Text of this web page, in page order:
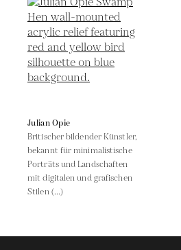
Julian Opie
Britischer bildender Künstler,
bekannt für minimalistische
Porträts und Landschaften
mit digitalen und grafischen
Stilen (...)